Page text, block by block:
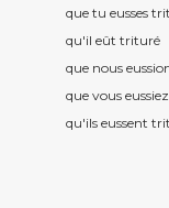
que tu eusses
qu'il eût trituré
que nous
que vous
qu'ils eussent